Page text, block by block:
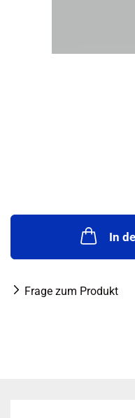
In
Frage zum Produkt